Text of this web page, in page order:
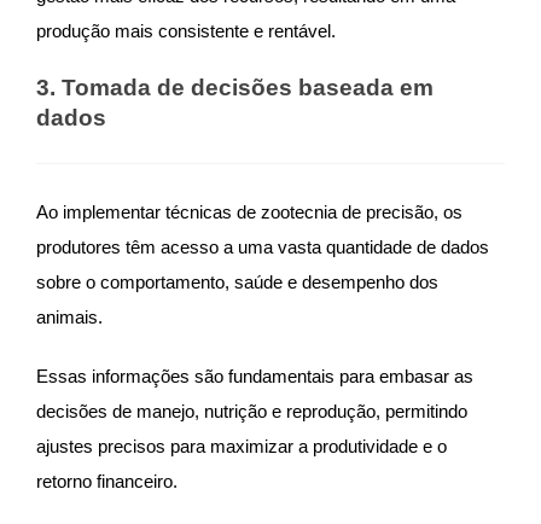
produção mais consistente e rentável.
3. Tomada de decisões baseada em
dados
Ao implementar técnicas de zootecnia de precisão, os
produtores têm acesso a uma vasta quantidade de dados
sobre o comportamento, saúde e desempenho dos
animais.
Essas informações são fundamentais para embasar as
decisões de manejo, nutrição e reprodução, permitindo
ajustes precisos para maximizar a produtividade e o
retorno financeiro.